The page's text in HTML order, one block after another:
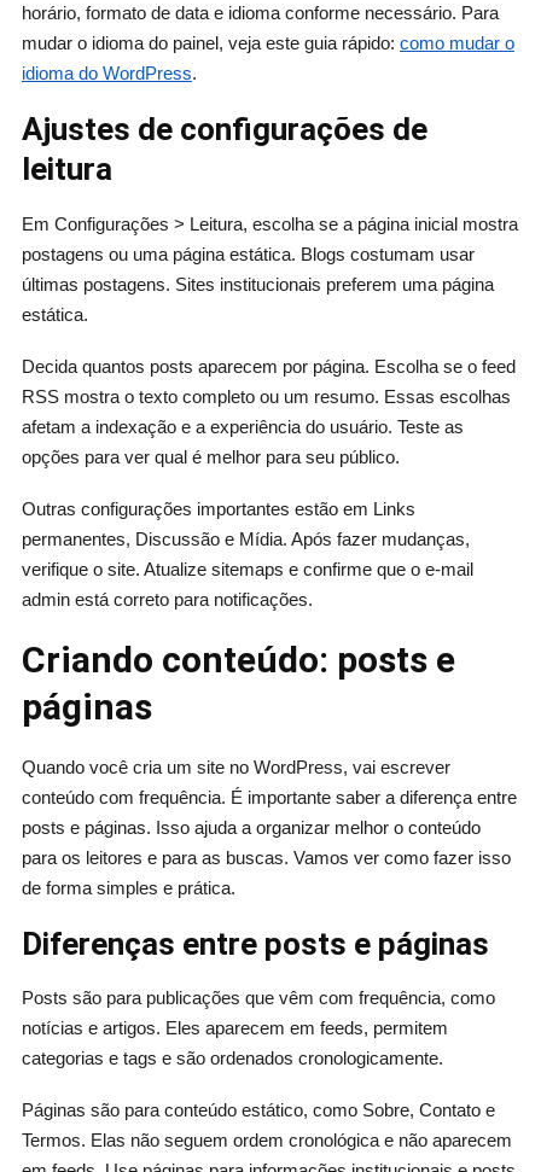
horário, formato de data e idioma conforme necessário. Para
mudar o idioma do painel, veja este guia rápido: como mudar o
idioma do WordPress.
Ajustes de configurações de
leitura
Em Configurações > Leitura, escolha se a página inicial mostra
postagens ou uma página estática. Blogs costumam usar
últimas postagens. Sites institucionais preferem uma página
estática.
Decida quantos posts aparecem por página. Escolha se o feed
RSS mostra o texto completo ou um resumo. Essas escolhas
afetam a indexação e a experiência do usuário. Teste as
opções para ver qual é melhor para seu público.
Outras configurações importantes estão em Links
permanentes, Discussão e Mídia. Após fazer mudanças,
verifique o site. Atualize sitemaps e confirme que o e-mail
admin está correto para notificações.
Criando conteúdo: posts e
páginas
Quando você cria um site no WordPress, vai escrever
conteúdo com frequência. É importante saber a diferença entre
posts e páginas. Isso ajuda a organizar melhor o conteúdo
para os leitores e para as buscas. Vamos ver como fazer isso
de forma simples e prática.
Diferenças entre posts e páginas
Posts são para publicações que vêm com frequência, como
notícias e artigos. Eles aparecem em feeds, permitem
categorias e tags e são ordenados cronologicamente.
Páginas são para conteúdo estático, como Sobre, Contato e
Termos. Elas não seguem ordem cronológica e não aparecem